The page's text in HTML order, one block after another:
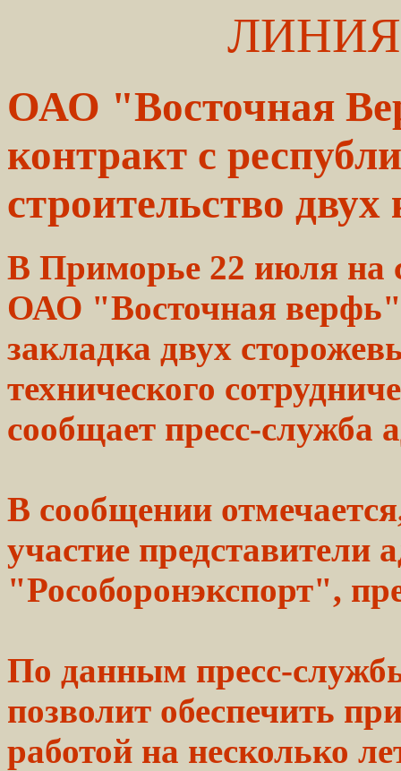
ОАО "Восточная
контракт с
строительство двух
В Приморье 22 июля на
ОАО "Восточная верфь"
закладка двух
технического
сообщает пресс-служба
В сообщении
участие представители
"Рособоронэкспорт",
По данным пресс-
позволит обеспечить
работой на несколько